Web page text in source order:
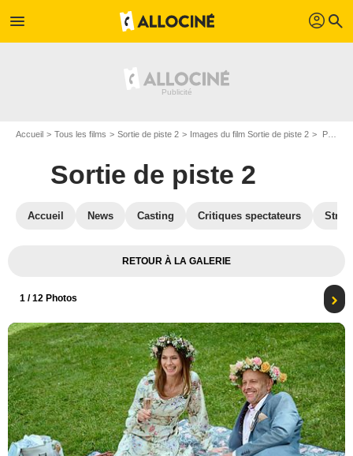
menu profil search
Accueil Tous les films Sortie de piste 2 Images du film Sortie de piste 2 Photo du film Sortie de piste 2 - Photo 1
Sortie de piste 2
Accueil News Casting Critiques spectateurs
RETOUR À LA GALERIE
1 / 12 Photos